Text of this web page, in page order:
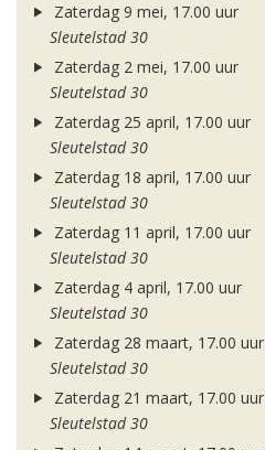
Zaterdag 9 mei, 17.00 uur
Sleutelstad 30
Zaterdag 2 mei, 17.00 uur
Sleutelstad 30
Zaterdag 25 april, 17.00 uur
Sleutelstad 30
Zaterdag 18 april, 17.00 uur
Sleutelstad 30
Zaterdag 11 april, 17.00 uur
Sleutelstad 30
Zaterdag 4 april, 17.00 uur
Sleutelstad 30
Zaterdag 28 maart, 17.00 uur
Sleutelstad 30
Zaterdag 21 maart, 17.00 uur
Sleutelstad 30